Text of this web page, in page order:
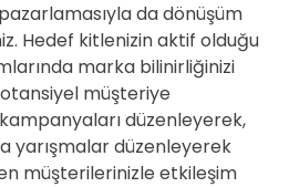
da dönüşüm
Hedef kitlenizin aktif olduğu
marka bilinirliğinizi
müşteriye
düzenleyerek,
yarışmalar düzenleyerek
müşterilerinizle etkileşim